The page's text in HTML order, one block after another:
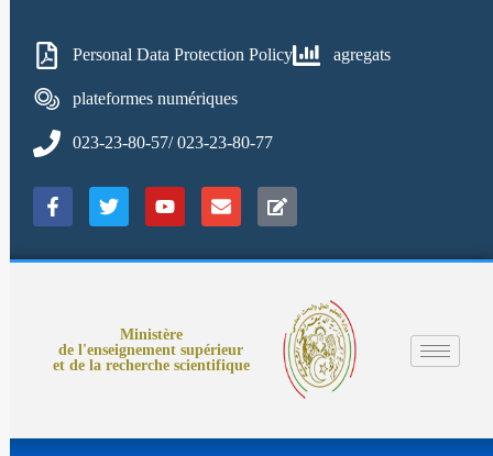
Personal Data Protection Policy agregats
plateformes numériques
023-23-80-57/ 023-23-80-77
Ministère
de l'enseignement supérieur
et de la recherche scientifique